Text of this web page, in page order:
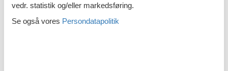
Emne nr.:319-FI4670.611.1
8 personer
vedr. statistik og/eller markedsføring.
Se også vores Persondatapolitik